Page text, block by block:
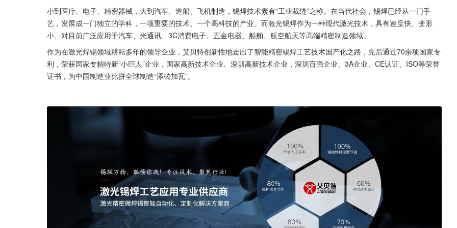
小到医疗、电子、精密器械，大到汽车、造船、飞机制造，锡焊技术素有“工业裁缝”之称。在当代社会，锡焊已经从一门手
艺，发展成一门独立的学科，一项重要的技术、一个高科技的产业。而激光锡焊作为一种现代激光技术，具有速度快、变形
小、对目前广泛应用于汽车、光通讯、3C消费电子、五金电器、船舶、航空航天等高端精密制造领域。
作为在激光焊锡领域耕耘多年的领导企业，艾贝特创新性地走出了智能精密锡焊工艺技术国产化之路，先后通过70余项国家专
利，荣获国家专精特新“小巨人”企业，国家高新技术企业、深圳高新技术企业，深圳百强企业、3A企业、CE认证、ISO等荣誉
证书，为中国制造业比拼全球制造“添砖加瓦”。